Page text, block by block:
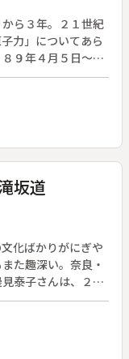
ら３年。２１世紀
力」についてあら
９年４月５日～４
ルギー」といわれ
。原発は経済的で
、１９７９年のス
大事故につながる
今も原発建設が進
坂道
化ばかりがにぎや
た趣深い。奈良・
泰子さんは、２０
に彫刻された仏
るべきもの。自然
たのがこれらの磨
がもっと評価され